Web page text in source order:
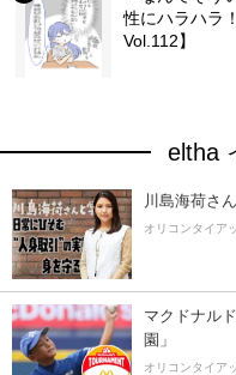
性にハラハラ
Vol.112】
eltha
川島海荷さ
オリコンタイア
マクドナル
園」
オリコンタイア